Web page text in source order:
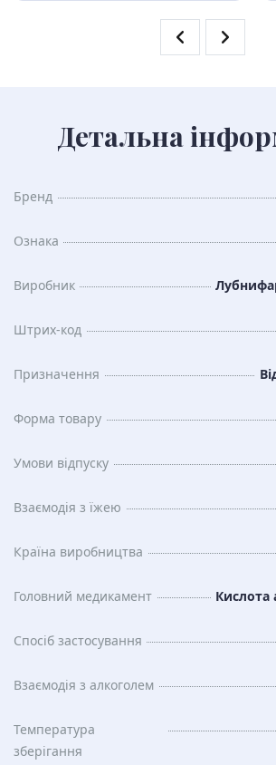
Детальна
Бренд
Ознака
Виробник
Штрих-код
Призначення
Форма товару
Умови відпуску
Взаємодія з їжею
Країна виробництва
Головний медикамент Кислота
Спосіб застосування
Взаємодія з алкоголем
Температура
зберiгання